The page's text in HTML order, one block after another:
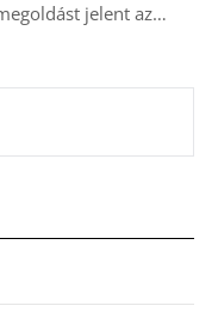
jelent az…